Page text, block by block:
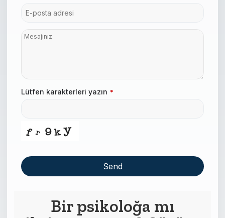
Bir psikoloğa mı
Lütfen karakterleri yazın *
Send